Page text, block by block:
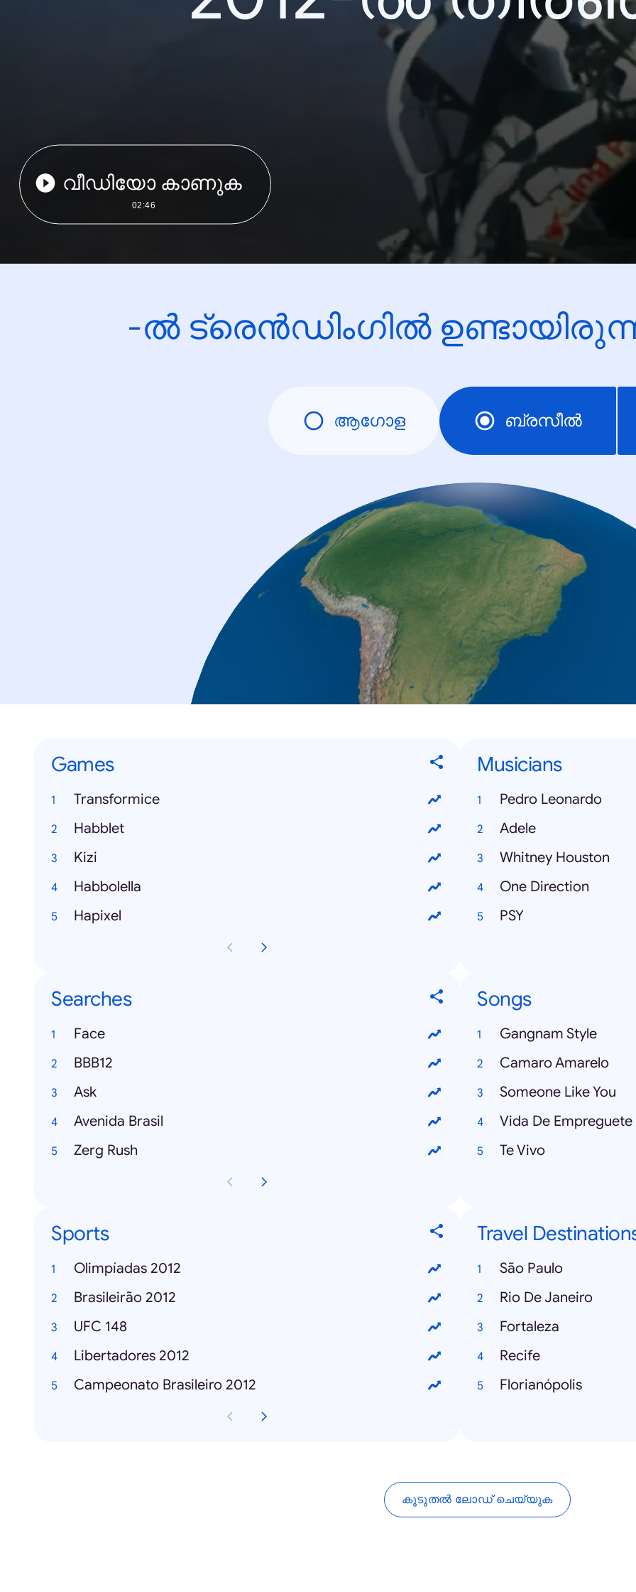
വീഡിയോ കാണുക
02:46
-ൽ ട്രെൻഡിംഗിൽ
ആഗോള ബ്രസീല്‍
Games
Transformice
Habblet
Kizi
Habbolella
Hapixel
Musicians
Pedro Leonardo
Adele
Whitney Houston
One Direction
PSY
Searches
Face
BBB12
Ask
Avenida Brasil
Zerg Rush
Songs
Gangnam Style
Camaro Amarelo
Someone Like You
Vida De Empreguete
Te Vivo
Sports
Olimpíadas 2012
Brasileirão 2012
UFC 148
Libertadores 2012
Campeonato Brasileiro 2012
Travel
São Paulo
Rio De Janeiro
Fortaleza
Recife
Florianópolis
കൂടുതൽ ലോഡ് ചെയ്യുക